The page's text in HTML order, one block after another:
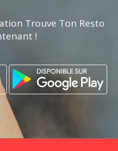
Trouve Ton Resto
!